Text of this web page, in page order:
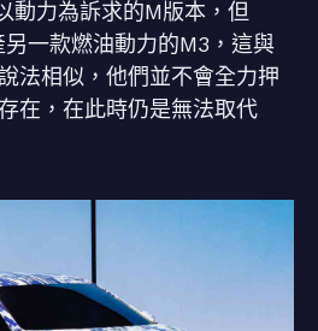
動力為訴求的M版本，但
一款燃油動力的M3，這與
法相似，他們並不會全力押
在，在此時仍是無法取代